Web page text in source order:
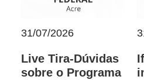
31/07/2026
Live Tira-Dúvidas
sobre o Programa